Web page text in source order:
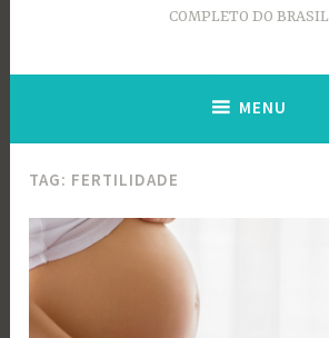
COMPLETO DO BRASIL
MENU
TAG: FERTILIDADE